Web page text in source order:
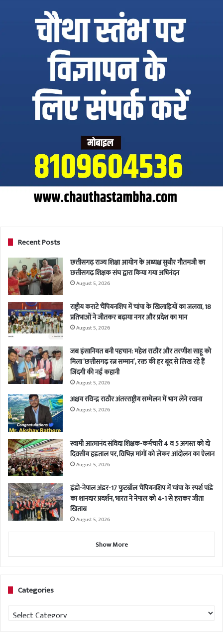
Recent Posts
छत्तीसगढ़ राज्य शिक्षा आयोग के अध्यक्ष सुधीर गौतमजी का
छत्तीसगढ़ शिक्षक संघ द्वारा किया गया अभिनंदन
August 5, 2026
राष्ट्रीय कराटे चैंपियनशिप में चांपा के खिलाड़ियों का जलवा, 18
प्रतिभाओं ने जीतकर बढ़ाया नगर और प्रदेश का मान
August 5, 2026
जब इंसानियत बनी पहचान: महेश राठौर और तरणीश साहू को
मिला ‘छत्तीसगढ़ रत्न सम्मान’, रक्त की हर बूंद से लिख रहे हैं
जिंदगी की नई कहानी
August 5, 2026
अक्षय रविन्द्र राठौर अंतरराष्ट्रीय सम्मेलन में भाग लेने रवाना
August 5, 2026
स्वामी आत्मानंद संविदा शिक्षक-कर्मचारी 4 व 5 अगस्त को दो
दिवसीय हड़ताल पर, विभिन्न मांगों को लेकर आंदोलन का ऐलान
August 5, 2026
इंडो-नेपाल अंडर-17 फुटबॉल चैंपियनशिप में चांपा के स्पर्श पांडे
का शानदार प्रदर्शन, भारत ने नेपाल को 4-1 से हराकर जीता
खिताब
August 5, 2026
Show More
Categories
Categories